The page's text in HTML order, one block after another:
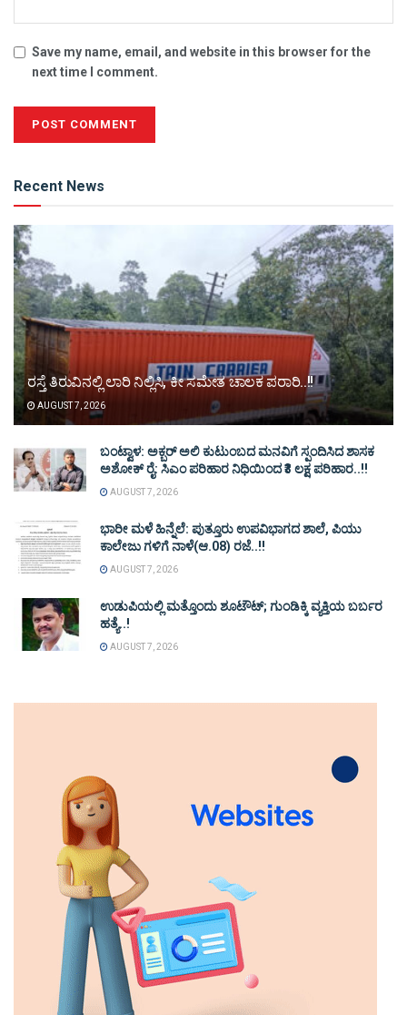
Save my name, email, and website in this browser for the
next time I comment.
Recent News
ರಸ್ತೆ ತಿರುವಿನಲ್ಲಿ ಲಾರಿ ನಿಲ್ಲಿಸಿ, ಕೀ ಸಮೇತ ಚಾಲಕ ಪರಾರಿ..!!
AUGUST 7, 2026
ಬಂಟ್ವಾಳ: ಅಕ್ಬರ್ ಅಲಿ ಕುಟುಂಬದ ಮನವಿಗೆ ಸ್ಪಂದಿಸಿದ ಶಾಸಕ
ಅಶೋಕ್ ರೈ: ಸಿಎಂ ಪರಿಹಾರ ನಿಧಿಯಿಂದ ₹3 ಲಕ್ಷ ಪರಿಹಾರ..!!
AUGUST 7, 2026
ಭಾರೀ ಮಳೆ ಹಿನ್ನೆಲೆ: ಪುತ್ತೂರು ಉಪವಿಭಾಗದ ಶಾಲೆ, ಪಿಯು
ಕಾಲೇಜು ಗಳಿಗೆ ನಾಳೆ(ಆ.08) ರಜೆ..!!
AUGUST 7, 2026
ಉಡುಪಿಯಲ್ಲಿ ಮತ್ತೊಂದು ಶೂಟೌಟ್‌; ಗುಂಡಿಕ್ಕಿ ವ್ಯಕ್ತಿಯ ಬರ್ಬರ
ಹತ್ಯೆ..!
AUGUST 7, 2026